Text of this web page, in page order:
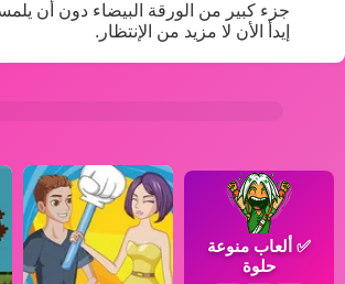
جزء كبير من الورقة البيضاء دون أن
إيدأ الأن لا مزيد من الإنتظار.
✅ ألعاب منوعة
حلوة